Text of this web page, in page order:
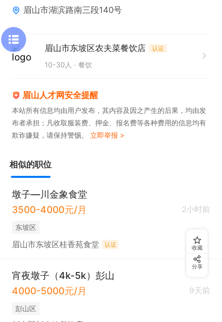
眉山市湖滨路南三段140号
眉山市东坡区农夫菜餐饮店 认证
10-30人 餐饮
眉山人才网安全提醒
本站所有信息均由用户发布，其内容及因之产生的后果，均由发
布者承担；凡收取服装费、押金、报名费等各种费用的信息均有
欺诈嫌疑，请保持警惕。 立即举报 >
相似的职位
墩子—川金象食堂
3500-4000元/月
2小时前
东坡区
眉山市东坡区桂香苑食堂 认证
宵夜墩子（4k-5k）彭山
4000-5000元/月
9天前
彭山区
收藏
分享